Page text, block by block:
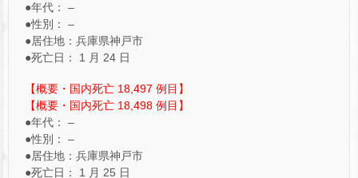
●年代： –
●性別： –
●居住地：兵庫県神戸市
●死亡日： 1 月 24 日
【概要・国内死亡 18,497 例目】
【概要・国内死亡 18,498 例目】
●年代： –
●性別： –
●居住地：兵庫県神戸市
●死亡日： 1 月 25 日